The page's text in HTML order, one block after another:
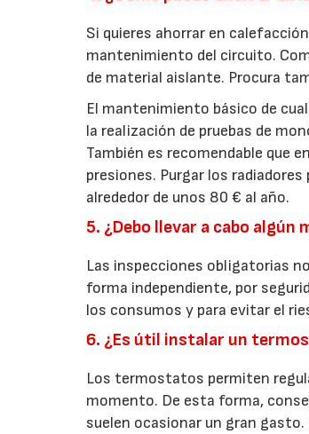
Si quieres ahorrar en
mantenimiento del circuito.
de material aislante. Procura
El mantenimiento básico de
la realización de pruebas de
También es recomendable que
presiones. Purgar los radiadores
alrededor de unos 80 € al año.
5. ¿Debo llevar a cabo
Las inspecciones obligatorias
forma independiente, por
los consumos y para evitar el
6. ¿Es útil instalar un
Los termostatos permiten
momento. De esta forma,
suelen ocasionar un gran